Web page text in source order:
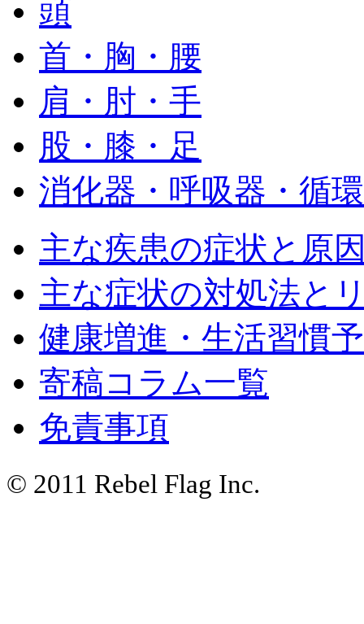
頭
首・胸・腰
肩・肘・手
股・膝・足
消化器・呼吸器・循
主な疾患の症状と原
主な症状の対処法と
健康増進・生活習慣
寄稿コラム一覧
免責事項
© 2011 Rebel Flag Inc.